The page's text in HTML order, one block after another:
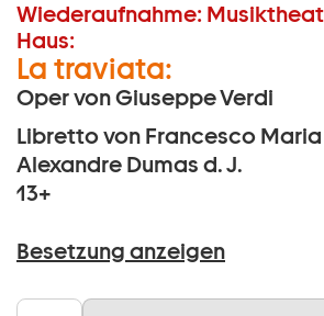
Wiederaufnahme:
Haus:
La traviata:
Oper von Giuseppe Verdi
Libretto von Francesco
Alexandre Dumas d. J.
13+
Besetzung anzeigen